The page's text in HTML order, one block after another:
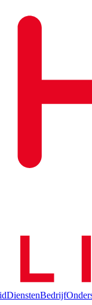
DienstenBedrijf